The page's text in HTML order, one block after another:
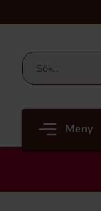
Meny